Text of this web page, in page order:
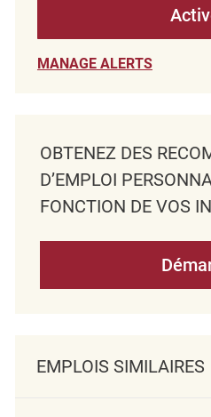
MANAGE ALERTS
OBTENEZ DES
D’EMPLOI
FONCTION DE VOS
EMPLOIS SIMILAIRES